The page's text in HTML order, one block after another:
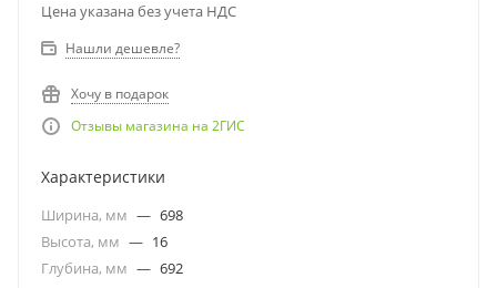
Цена указана без учета НДС
Нашли дешевле?
Хочу в подарок
Отзывы магазина на 2ГИС
Характеристики
Ширина, мм — 698
Высота, мм — 16
Глубина, мм — 692